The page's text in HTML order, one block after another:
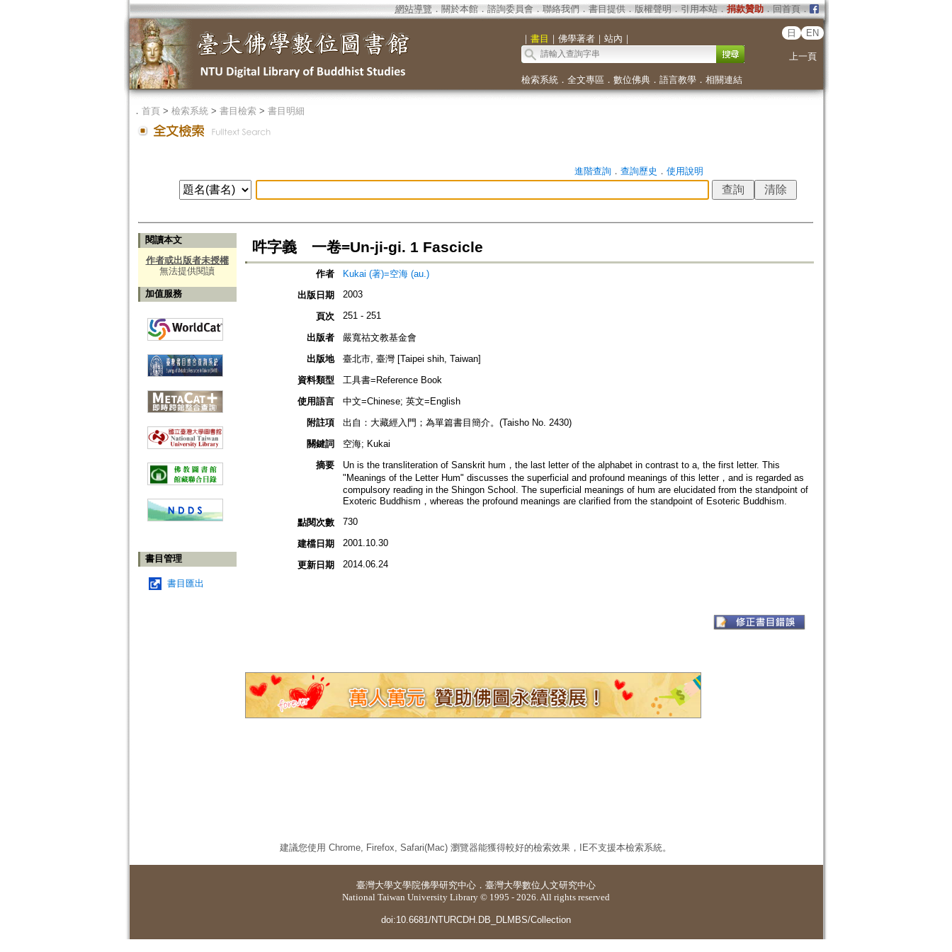
網站導覽 ． 關於本館． 諮詢委員會． 聯絡我們 ． 書目提供． 版權聲明 ． 引用本站． 捐款贊助．回首頁．
｜ 書目 ｜ 佛學著者｜ 站內 ｜
日 EN
上一頁
檢索系統． 全文專區 ． 數位佛典． 語言教學． 相關連結
． 首頁> 檢索系統> 書目檢索> 書目明細
進階查詢． 查詢歷史 ． 使用說明
閱讀本文
作者或出版者未授權
無法提供閱讀
加值服務
書目管理
書目匯出
吽字義 一卷=Un-ji-gi. 1 Fascicle
作者
Kukai (著)=空海 (au.)
出版日期
2003
頁次 251 - 251
出版者
嚴寬祜文教基金會
出版地
臺北市, 臺灣 [Taipei shih, Taiwan]
資料類型
工具書=Reference Book
使用語言
中文=Chinese; 英文=English
附註項
出自：大藏經入門；為單篇書目簡介。(Taisho No. 2430)
關鍵詞
空海; Kukai
摘要
Un is the transliteration of Sanskrit hum，the last letter of the alphabet in contrast to a, the first letter. This
"Meanings of the Letter Hum" discusses the superficial and profound meanings of this letter，and is regarded as
compulsory reading in the Shingon School. The superficial meanings of hum are elucidated from the standpoint of
Exoteric Buddhism，whereas the profound meanings are clarified from the standpoint of Esoteric Buddhism.
點閱次數
730
建檔日期 2001.10.30
更新日期 2014.06.24
建議您使用 Chrome, Firefox, Safari(Mac) 瀏覽器能獲得較好的檢索效果，IE不支援本檢索系統。
臺灣大學文學院佛學研究中心 ． 臺灣大學數位人文研究中心
National Taiwan University Library © 1995 - 2026. All rights reserved
doi:10.6681/NTURCDH.DB_DLMBS/Collection